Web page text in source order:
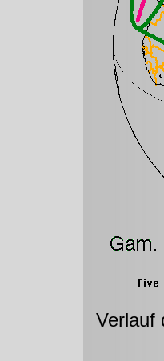
Verlauf